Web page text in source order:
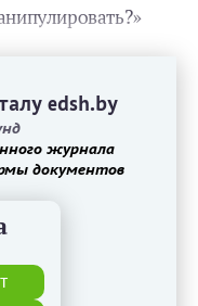
edsh.by
журнала
документов